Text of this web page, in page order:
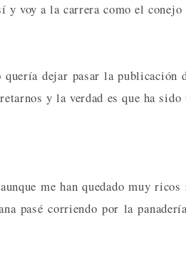
y voy a la carrera como el conejo
quería dejar pasar la publicación
y la verdad es que ha sido
me han quedado muy ricos
pasé corriendo por la